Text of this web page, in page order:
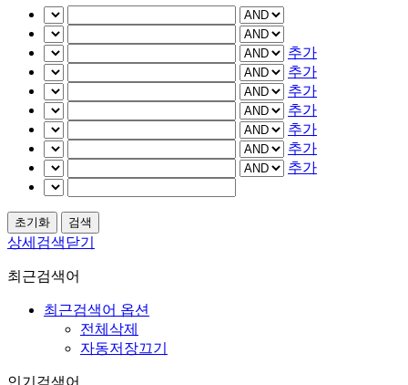
추가
추가
추가
추가
추가
추가
추가
상세검색닫기
최근검색어
최근검색어 옵션
전체삭제
자동저장끄기
인기검색어